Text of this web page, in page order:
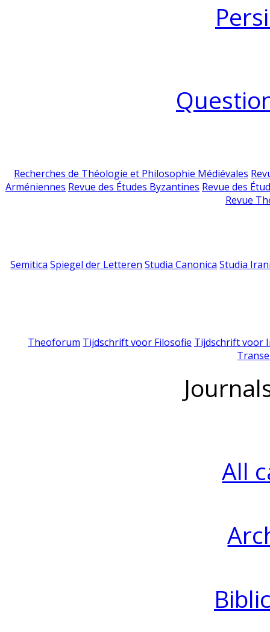
Recherches de Théologie et Philosophie Médiévales
Arméniennes Revue des Études Byzantines Revue des
Revue
Semitica Spiegel der Letteren Studia Canonica Studia
Theoforum Tijdschrift voor Filosofie Tijdschrift voor
All